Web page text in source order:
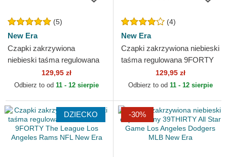
(5)
New Era
Czapki zakrzywiona
niebieski taśma regulowana
9FORTY The League Detroit
Pistons NBA New Era
129,95 zł
Odbierz to od 11 - 12 sierpie
(4)
New Era
Czapki zakrzywiona niebieski
taśma regulowana 9FORTY
The League Los Angeles
Rams NFL New Era
129,95 zł
Odbierz to od 11 - 12 sierpie
DZIECKO -30%